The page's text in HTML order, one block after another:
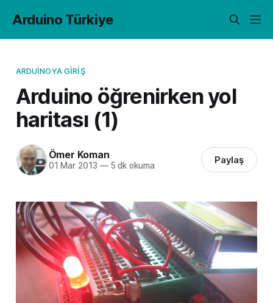
Arduino Türkiye
ARDUINOYA GIRIŞ
Arduino öğrenirken yol
haritası (1)
Ömer Koman
01 Mar 2013 —5 dk okuma Paylaş